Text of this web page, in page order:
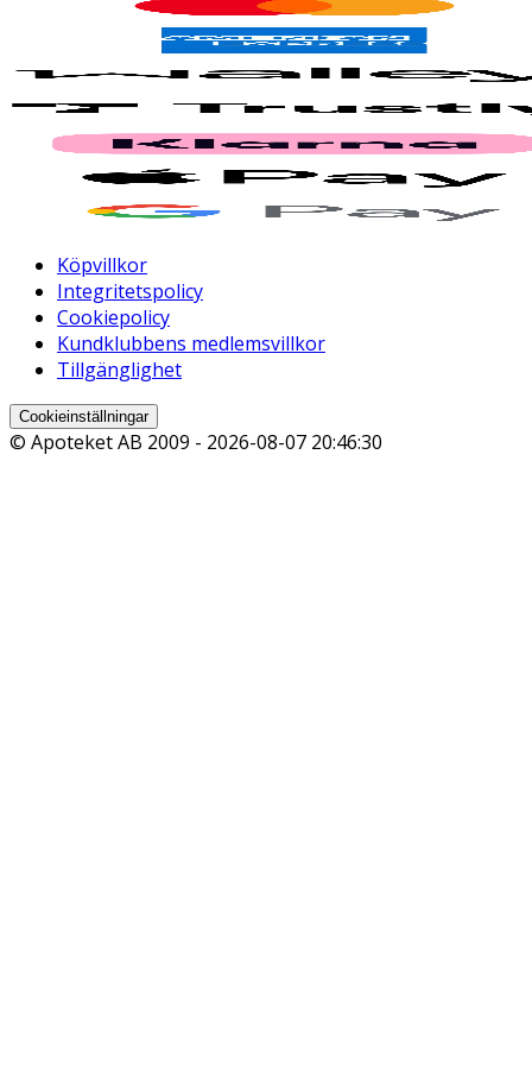
Köpvillkor
Integritetspolicy
Cookiepolicy
Kundklubbens medlemsvillkor
Tillgänglighet
Cookieinställningar
© Apoteket AB 2009 - 2026-08-07 20:46:30